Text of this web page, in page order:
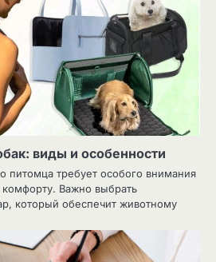
виды и особенности
питомца требует особого внимания
комфорту. Важно выбрать
который обеспечит животному